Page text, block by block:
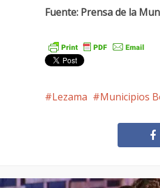
Fuente: Prensa de la
Lezama Municipios